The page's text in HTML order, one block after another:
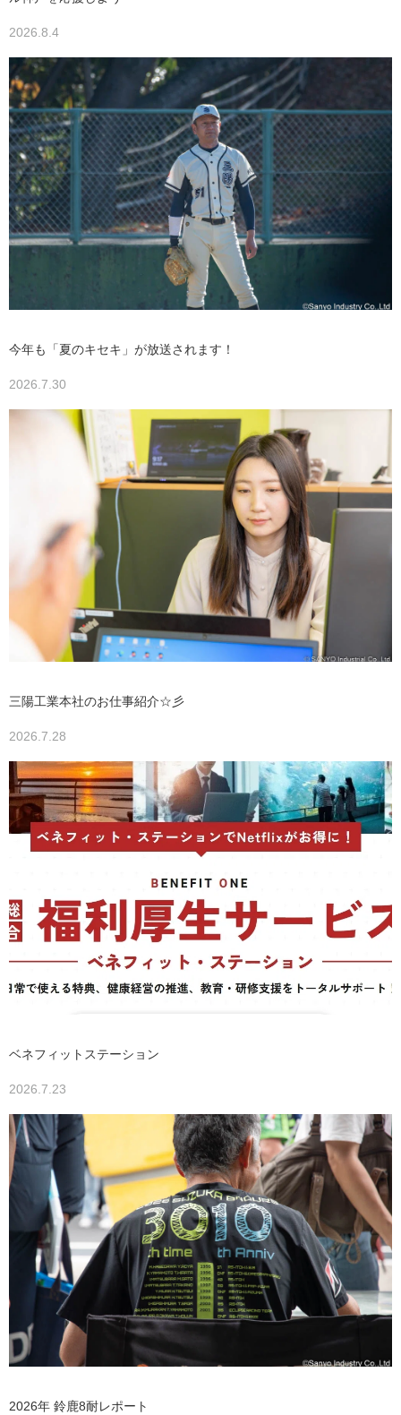
2026.8.4
今年も「夏のキセキ」が放送されます！
2026.7.30
三陽工業本社のお仕事紹介☆彡
2026.7.28
ベネフィットステーション
2026.7.23
2026年 鈴鹿8耐レポート